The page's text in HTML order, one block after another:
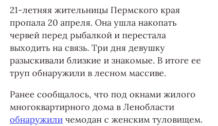
21-летняя жительницы Пермского края
пропала 20 апреля. Она ушла накопать
червей перед рыбалкой и перестала
выходить на связь. Три дня девушку
разыскивали близкие и знакомые. В итоге ее
труп обнаружили в лесном массиве.
Ранее сообщалось, что под окнами жилого
многоквартирного дома в Ленобласти
обнаружили чемодан с женским туловищем.